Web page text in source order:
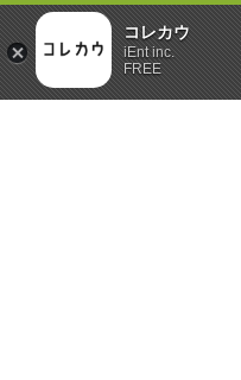
コレカウ
iEnt inc.
FREE